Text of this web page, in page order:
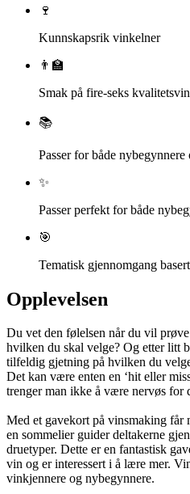
🍷
Kunnskapsrik vinkelner
👨‍🏫
Smak på fire-seks
📚
Passer for både
✨
Passer perfekt for både
🎯
Tematisk gjennomgang
Opplevelsen
Du vet den følelsen når du vil
hvilken du skal velge? Og etter litt
tilfeldig gjetning på hvilken du
Det kan være enten en ‘hit eller
trenger man ikke å være nervøs for
Med et gavekort på vinsmaking får
en sommelier guider deltakerne
druetyper. Dette er en fantastisk
vin og er interessert i å lære mer.
vinkjennere og nybegynnere.